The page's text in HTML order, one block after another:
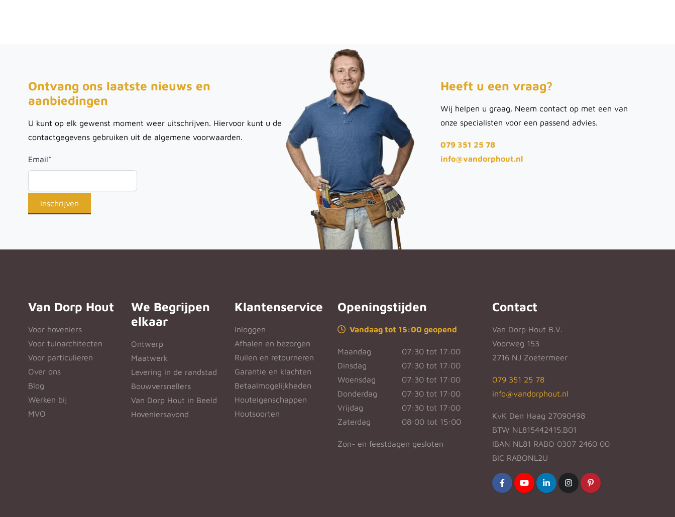
Ontvang ons laatste nieuws en
aanbiedingen
U kunt op elk gewenst moment weer uitschrijven. Hiervoor kunt u de
contactgegevens gebruiken uit de algemene voorwaarden.
Email*
Heeft u een vraag?
Wij helpen u graag. Neem contact op met een van
onze specialisten voor een passend advies.
079 351 25 78
info@vandorphout.nl
Van Dorp Hout
Voor hoveniers
Voor tuinarchitecten
Voor particulieren
Over ons
Blog
Werken bij
MVO
We Begrijpen
elkaar
Ontwerp
Maatwerk
Levering in de randstad
Bouwversnellers
Van Dorp Hout in Beeld
Hoveniersavond
Klantenservice
Inloggen
Afhalen en bezorgen
Ruilen en retourneren
Garantie en klachten
Betaalmogelijkheden
Houteigenschappen
Houtsoorten
Openingstijden
Vandaag tot 15:00 geopend
Maandag
07:30 tot 17:00
Dinsdag
07:30 tot 17:00
Woensdag
07:30 tot 17:00
Donderdag
07:30 tot 17:00
Vrijdag
07:30 tot 17:00
Zaterdag
08:00 tot 15:00
Zon- en feestdagen gesloten
Contact
Van Dorp Hout B.V.
Voorweg 153
2716 NJ Zoetermeer
079 351 25 78
info@vandorphout.nl
KvK Den Haag 27090498
BTW NL815442415.B01
IBAN NL81 RABO 0307 2460 00
BIC RABONL2U